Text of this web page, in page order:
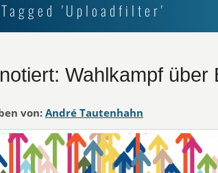
'Uploadfilter'
Wahlkampf über
von:André Tautenhahn